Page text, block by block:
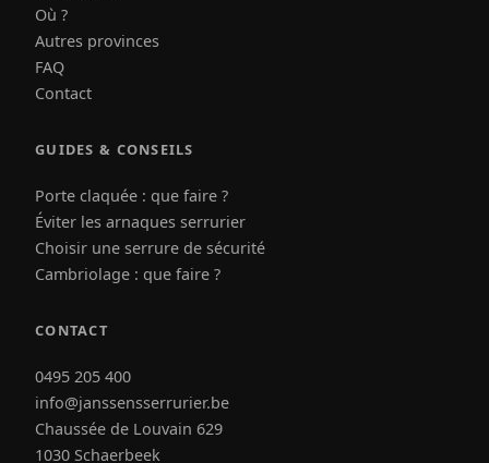
Où ?
Autres provinces
FAQ
Contact
GUIDES & CONSEILS
Porte claquée : que faire ?
Éviter les arnaques serrurier
Choisir une serrure de sécurité
Cambriolage : que faire ?
CONTACT
0495 205 400
info@janssensserrurier.be
Chaussée de Louvain 629
1030 Schaerbeek